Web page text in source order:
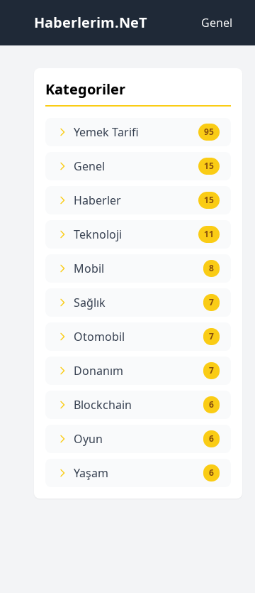
Haberlerim.NeT Genel
Kategoriler
Yemek Tarifi 95
Genel 15
Haberler 15
Teknoloji 11
Mobil 8
Sağlık 7
Otomobil 7
Donanım 7
Blockchain 6
Oyun 6
Yaşam 6